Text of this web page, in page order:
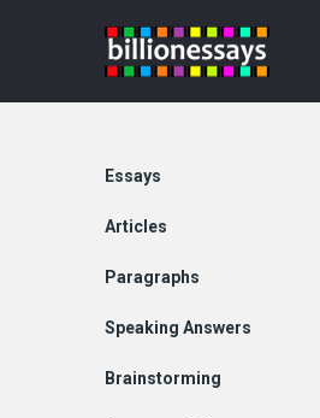
Billion
Essays
Explore
Essays
Articles
Paragraphs
Speaking Answers
Brainstorming